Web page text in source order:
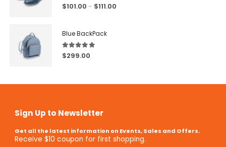
5.00 out of 5
$101.00 – $111.00
Blue BackPack
5.00out of 5
$299.00
Sign Up to Newsletter
Get all the latest information on Events, Sales and Offers.
Receive $10 coupon for first shopping.